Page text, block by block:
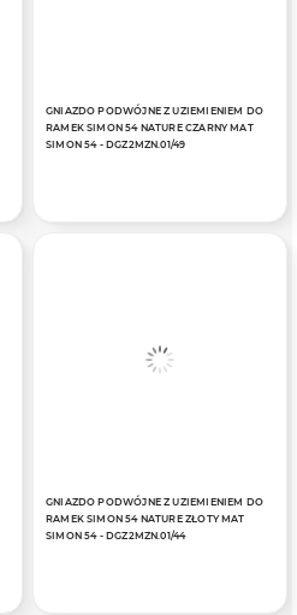
GNIAZDO PODWÓJNE Z UZIEMIENIEM DO
RAMEK SIMON 54 NATURE CZARNY MAT
SIMON 54 - DGZ2MZN.01/49
GNIAZDO PODWÓJNE Z UZIEMIENIEM DO
RAMEK SIMON 54 NATURE ZŁOTY MAT
SIMON 54 - DGZ2MZN.01/44